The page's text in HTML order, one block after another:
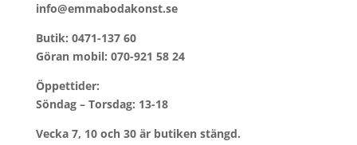
info@emmabodakonst.se
Butik: 0471-137 60
Göran mobil: 070-921 58 24
Öppettider:
Söndag – Torsdag: 13-18
Vecka 7, 10 och 30 är butiken stängd.